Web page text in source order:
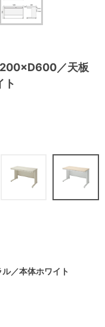
／天板
ト
／本体ホワイト